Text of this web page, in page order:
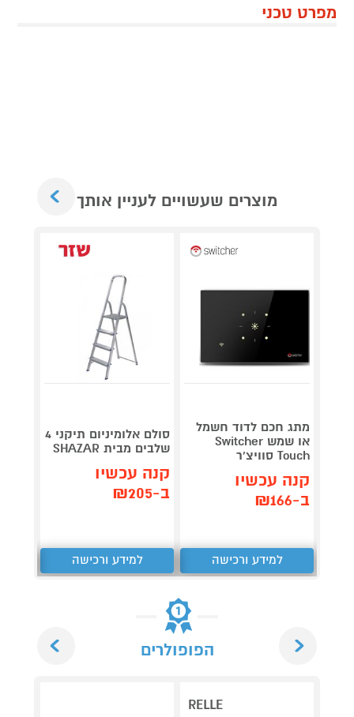
מפרט טכני
מוצרים שעשויים לעניין אותך
מתג חכם לדוד חשמל
או שמש Switcher
Touch סוויצ'ר
קנה עכשיו
ב-₪166
למידע ורכישה
סולם אלומיניום תיקני 4
שלבים מבית SHAZAR
קנה עכשיו
ב-₪205
למידע ורכישה
הפופולרים
RELLE